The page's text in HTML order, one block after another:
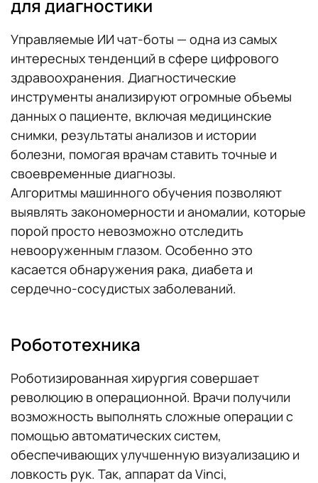
для диагностики
Управляемые ИИ чат-боты — одна из самых
интересных тенденций в сфере цифрового
здравоохранения. Диагностические
инструменты анализируют огромные объемы
данных о пациенте, включая медицинские
снимки, результаты анализов и истории
болезни, помогая врачам ставить точные и
своевременные диагнозы.
Алгоритмы машинного обучения позволяют
выявлять закономерности и аномалии, которые
порой просто невозможно отследить
невооруженным глазом. Особенно это
касается обнаружения рака, диабета и
сердечно-сосудистых заболеваний.
Робототехника
Роботизированная хирургия совершает
революцию в операционной. Врачи получили
возможность выполнять сложные операции с
помощью автоматических систем,
обеспечивающих улучшенную визуализацию и
ловкость рук. Так, аппарат da Vinci,